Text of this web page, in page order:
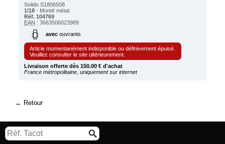
Solido S1806508
1/18 - Monté métal
Réf. 104769
EAN : 3663506023989
avecouvrants
Article momentanément indisponible ou définivement épuisé.
Veuillez consulter le site ultérieurement.
Livraison offerte dès 150.00 € d'achat
France métropolitaine, uniquement sur internet
Retour